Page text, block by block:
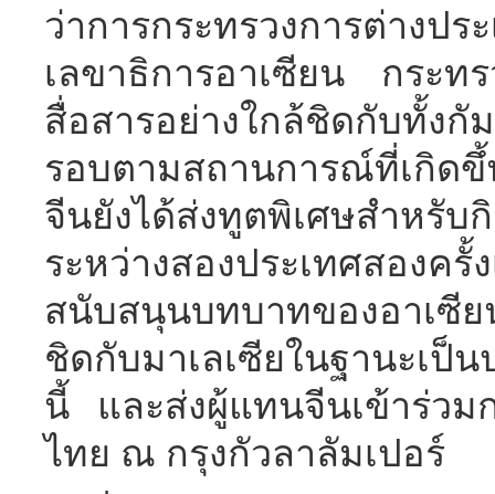
ว่าการกระทรวงการต่าง
เลขาธิการอาเซียน กระท
สื่อสารอย่างใกล้ชิดกับทั้ง
รอบตามสถานการณ์ที่เกิด
จีนยังได้ส่งทูตพิเศษสำหรับ
ระหว่างสองประเทศสองค
สนับสนุนบทบาทของอาเซี
ชิดกับมาเลเซียในฐานะเป็
นี้ และส่งผู้แทนจีนเข้าร่วม
ไทย ณ กรุงกัวลาลัมเปอร์